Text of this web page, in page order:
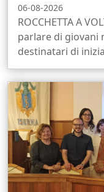
06-08-2026
ROCCHETTA A
parlare di giovani
destinatari di